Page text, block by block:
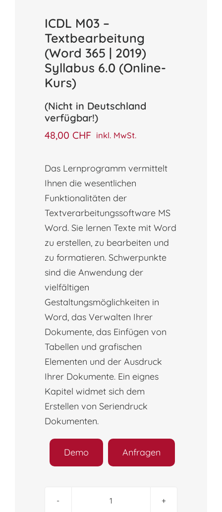
ICDL M03 –
Textbearbeitung
(Word 365 | 2019)
Syllabus 6.0 (Online-
Kurs)
(Nicht in Deutschland
verfügbar!)
48,00 CHF inkl. MwSt.
Das Lernprogramm vermittelt
Ihnen die wesentlichen
Funktionalitäten der
Textverarbeitungssoftware MS
Word. Sie lernen Texte mit Word
zu erstellen, zu bearbeiten und
zu formatieren. Schwerpunkte
sind die Anwendung der
vielfältigen
Gestaltungsmöglichkeiten in
Word, das Verwalten Ihrer
Dokumente, das Einfügen von
Tabellen und grafischen
Elementen und der Ausdruck
Ihrer Dokumente. Ein eignes
Kapitel widmet sich dem
Erstellen von Seriendruck
Dokumenten.
Demo Anfragen
ICDL